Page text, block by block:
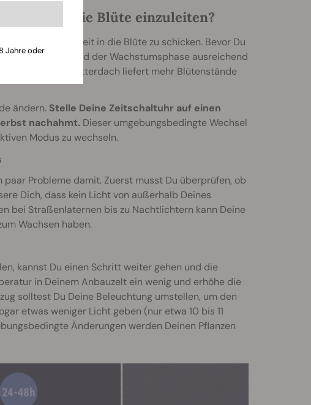
dazu, die Blüte einzuleiten?
sie jederzeit in die Blüte zu schicken. Bevor Du
Pflanzen während der Wachstumsphase ausreichend
Ein größeres Blätterdach liefert mehr Blütenstände
ändern. Stelle Deine Zeitschaltuhr auf einen
nachahmt. Dieser umgebungsbedingte Wechsel
Modus zu wechseln.
Probleme damit. Zuerst musst Du überprüfen, ob
Dich, dass kein Licht von außerhalb Deines
bei Straßenlaternen bis zu Nachtlichtern kann Deine
Wachsen haben.
kannst Du einen Schritt weiter gehen und die
in Deinem Anbauzelt ein wenig und erhöhe die
solltest Du Deine Beleuchtung umstellen, um den
etwas weniger Licht geben (nur etwa 10 bis 11
Änderungen werden Deinen Pflanzen
Jahre oder